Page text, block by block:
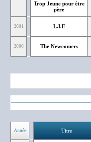
Trop Jeune pour être
père
2001 L.I.E
2000 The Newcomers
Année Titre